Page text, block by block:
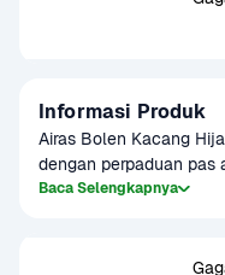
Informasi Produk
Airas Bolen Kacang
dengan perpaduan
renyah di luar namun
pilihan tepat untuk
Baca Selengkapnya